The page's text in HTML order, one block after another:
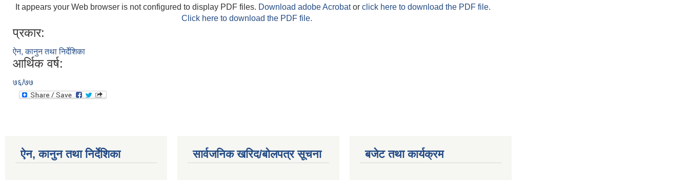
It appears your Web browser is not configured to display PDF files. Download adobe Acrobator click here to download the PDF file.
Click here to download the PDF file.
प्रकार:
ऐन, कानुन तथा निर्देशिका
आर्थिक वर्ष:
७६/७७
ऐन, कानुन तथा निर्देशिका सार्वजनिक खरिद/बोलपत्र सूचना बजेट तथा कार्यक्रम